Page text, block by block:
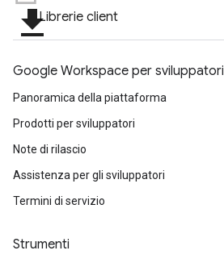
file_downloadLibrerie client
Google Workspace per sviluppatori
Panoramica della piattaforma
Prodotti per sviluppatori
Note di rilascio
Assistenza per gli sviluppatori
Termini di servizio
Strumenti